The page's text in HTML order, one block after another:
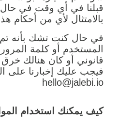
قبلنا في أي وقت في حال
بالامتثال لأي من أحكام
في حال كنت تشك بأنه
المستخدم أو كلمة
قانوني أو كان هنالك
فيجب عليك إخبارنا على
hello@jalebi.io
كيف يمكنك استخدام